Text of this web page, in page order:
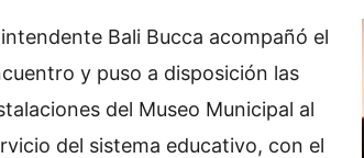
intendente Bali Bucca acompañó el
y puso a disposición las
del Museo Municipal al
del sistema educativo, con el